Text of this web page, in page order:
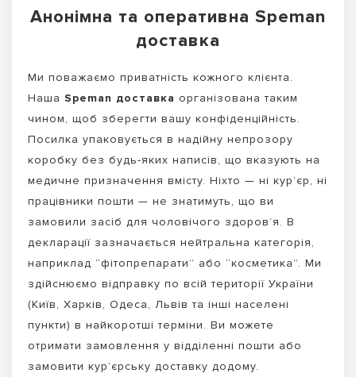
Анонімна та оперативна Speman
доставка
Ми поважаємо приватність кожного клієнта.
Наша Speman доставка організована таким
чином, щоб зберегти вашу конфіденційність.
Посилка упаковується в надійну непрозору
коробку без будь-яких написів, що вказують на
медичне призначення вмісту. Ніхто — ні кур’єр, ні
працівники пошти — не знатимуть, що ви
замовили засіб для чоловічого здоров’я. В
декларації зазначається нейтральна категорія,
наприклад “фітопрепарати” або “косметика”. Ми
здійснюємо відправку по всій території України
(Київ, Харків, Одеса, Львів та інші населені
пункти) в найкоротші терміни. Ви можете
отримати замовлення у відділенні пошти або
замовити кур’єрську доставку додому.